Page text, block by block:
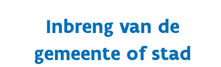
Inbreng van de
gemeente of stad